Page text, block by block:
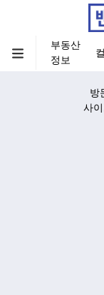
부동산
정보
방
사